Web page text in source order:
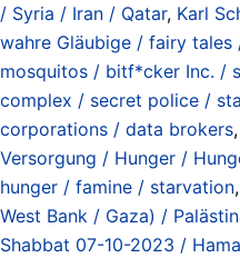
/ Syria / Iran / Qatar, Karl
wahre Gläubige / fairy tales
mosquitos / bitf*cker Inc. /
complex / secret police /
corporations / data brokers,
Versorgung / Hunger /
hunger / famine / starvation,
West Bank / Gaza) /
Shabbat 07-10-2023 /